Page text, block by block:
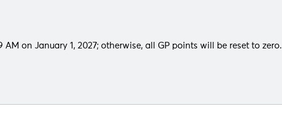
AM on January 1, 2027; otherwise, all GP points will be reset to zero.